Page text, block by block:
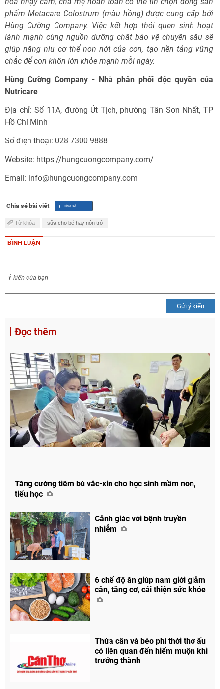
hóa nhạy cảm, cha mẹ hoàn toàn có thể tin chọn dòng sản
phẩm Metacare Colostrum (màu hồng) được cung cấp bởi
Hùng Cường Company. Việc kết hợp thói quen sinh hoạt
lành mạnh cùng nguồn dưỡng chất bảo vệ chuyên sâu sẽ
giúp nâng niu cơ thể non nớt của con, tạo nền tảng vững
chắc để con khôn lớn khỏe mạnh mỗi ngày.
Hùng Cường Company - Nhà phân phối độc quyền của
Nutricare
Địa chỉ: Số 11A, đường Út Tịch, phường Tân Sơn Nhất, TP
Hồ Chí Minh
Số điện thoại: 028 7300 9888
Website: https://hungcuongcompany.com/
Email: info@hungcuongcompany.com
Chia sẻ bài viết
Từ khóa sữa cho bé hay nôn trớ
BÌNH LUẬN
Gửi ý kiến
Đọc thêm
Tăng cường tiêm bù vắc-xin cho học sinh mầm non,
tiểu học
Cảnh giác với bệnh truyền
nhiễm
6 chế độ ăn giúp nam giới giảm
cân, tăng cơ, cải thiện sức khỏe
Thừa cân và béo phì thời thơ ấu
có liên quan đến hiếm muộn khi
trưởng thành